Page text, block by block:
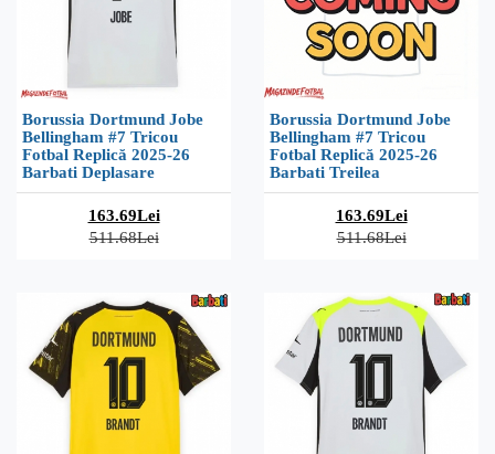
Borussia Dortmund Jobe
Bellingham #7 Tricou
Fotbal Replică 2025-26
Barbati Deplasare
163.69Lei
511.68Lei
Borussia Dortmund Jobe
Bellingham #7 Tricou
Fotbal Replică 2025-26
Barbati Treilea
163.69Lei
511.68Lei